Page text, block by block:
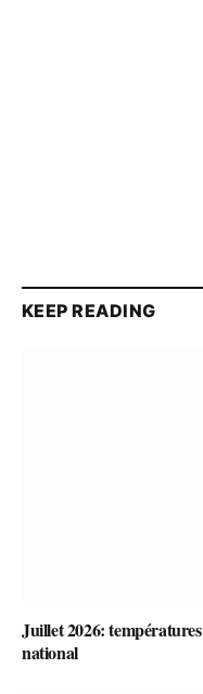
KEEP READING
Juillet 2026:
national